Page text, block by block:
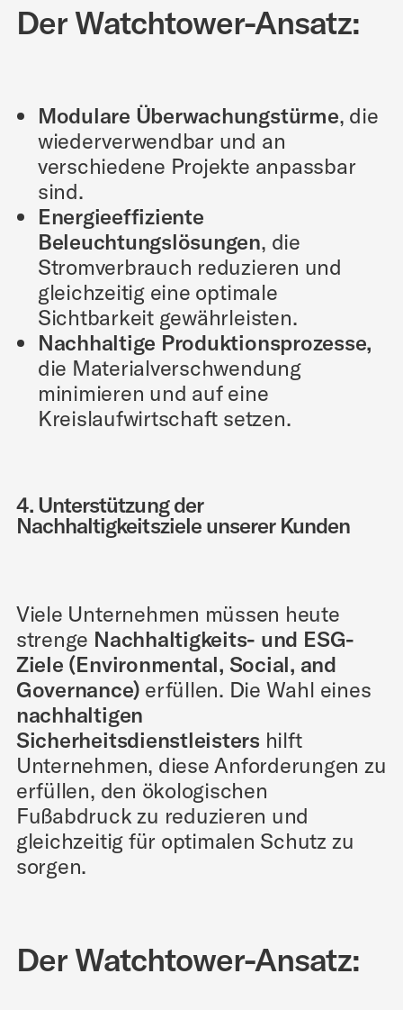
Der Watchtower-Ansatz:
Modulare Überwachungstürme, die
wiederverwendbar und an
verschiedene Projekte anpassbar
sind.
Energieeffiziente
Beleuchtungslösungen, die
Stromverbrauch reduzieren und
gleichzeitig eine optimale
Sichtbarkeit gewährleisten.
Nachhaltige Produktionsprozesse,
die Materialverschwendung
minimieren und auf eine
Kreislaufwirtschaft setzen.
4. Unterstützung der
Nachhaltigkeitsziele unserer Kunden
Viele Unternehmen müssen heute
strenge Nachhaltigkeits- und ESG-
Ziele (Environmental, Social, and
Governance) erfüllen. Die Wahl eines
nachhaltigen
Sicherheitsdienstleisters hilft
Unternehmen, diese Anforderungen zu
erfüllen, den ökologischen
Fußabdruck zu reduzieren und
gleichzeitig für optimalen Schutz zu
sorgen.
Der Watchtower-Ansatz: